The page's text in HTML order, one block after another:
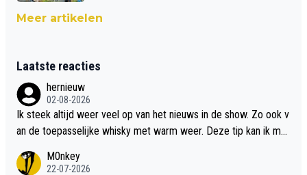
Meer artikelen
Laatste reacties
hernieuw
02-08-2026
Ik steek altijd weer veel op van het nieuws in de show. Zo ook v
an de toepasselijke whisky met warm weer. Deze tip kan ik met
M0nkey
22-07-2026